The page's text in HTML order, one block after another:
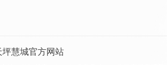
建设项目配建保障性住房按计划进度实施，切实增加
坪慧城官方网站